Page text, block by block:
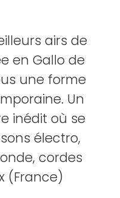
airs de
en Gallo de
une forme
Un
inédit où se
électro,
cordes
(France)